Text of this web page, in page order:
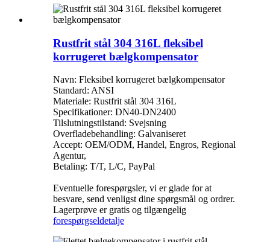
Rustfrit stål 304 316L fleksibel
korrugeret bælgkompensator
Navn: Fleksibel korrugeret bælgkompensator
Standard: ANSI
Materiale: Rustfrit stål 304 316L
Specifikationer: DN40-DN2400
Tilslutningstilstand: Svejsning
Overfladebehandling: Galvaniseret
Accept: OEM/ODM, Handel, Engros, Regional
Agentur,
Betaling: T/T, L/C, PayPal
Eventuelle forespørgsler, vi er glade for at
besvare, send venligst dine spørgsmål og ordrer.
Lagerprøve er gratis og tilgængelig
forespørgseldetalje